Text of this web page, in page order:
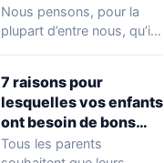
être toxiques pour
votre organisme
Nous pensons, pour la
plupart d’entre nous, qu’il
7 raisons pour
lesquelles vos enfants
ont besoin de bons
souvenirs pour
Tous les parents